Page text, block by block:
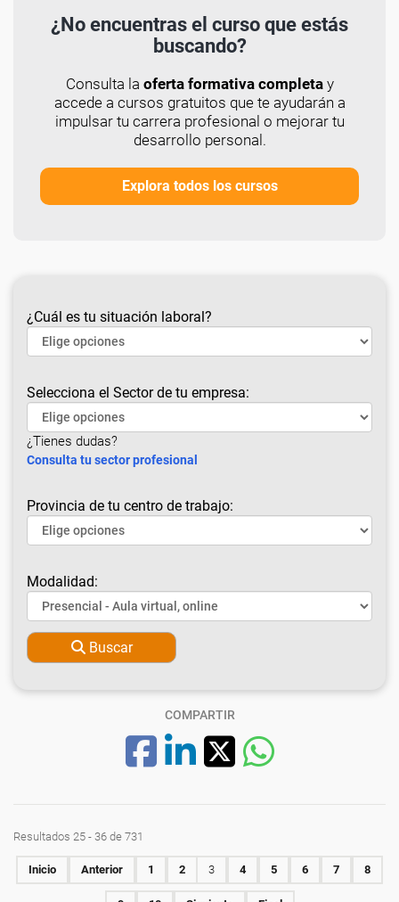
¿No encuentras el curso que estás
buscando?
Consulta la oferta formativa completay
accede a cursos gratuitos que te ayudarán a
impulsar tu carrera profesional o mejorar tu
desarrollo personal.
Explora todos los cursos
¿Cuál es tu situación laboral?
Selecciona el Sector de tu empresa:
¿Tienes dudas?
Consulta tu sector profesional
Provincia de tu centro de trabajo:
Modalidad:
Buscar
COMPARTIR
Resultados 25 - 36 de 731
Inicio Anterior 1 2 3 4 5 6 7 8